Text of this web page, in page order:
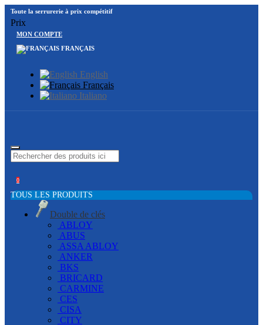
Toute la serrurerie à prix compétitif
Prix
MON COMPTE
FRANÇAIS
English
Français
Italiano
0
TOUS LES PRODUITS
Double de clés
ABLOY
ABUS
ASSA ABLOY
ANKER
BKS
BRICARD
CARMINE
CES
CISA
CITY